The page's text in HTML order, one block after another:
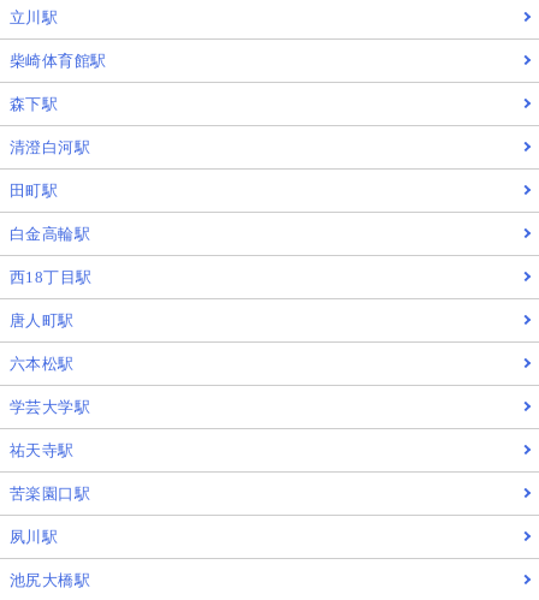
立川駅
柴崎体育館駅
森下駅
清澄白河駅
田町駅
白金高輪駅
西18丁目駅
唐人町駅
六本松駅
学芸大学駅
祐天寺駅
苦楽園口駅
夙川駅
池尻大橋駅